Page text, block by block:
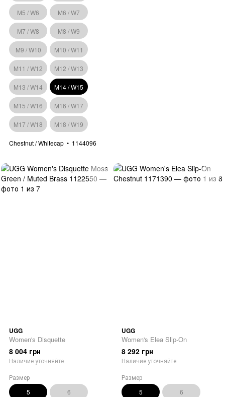
M5 / W6 M6 / W7
M7 / W8 M8 / W9
M9 / W10 M10 / W11
M11 / W12 M12 / W13
M13 / W14 M14 / W15
M15 / W16 M16 / W17
M17 / W18 M18 / W19
Chestnut / Whitecap 1144096
UGG
Women's Disquette
8 004 грн
Наличие уточняйте
Размер
5
6
UGG
Women's Elea Slip-On
8 292 грн
Наличие уточняйте
Размер
5
6